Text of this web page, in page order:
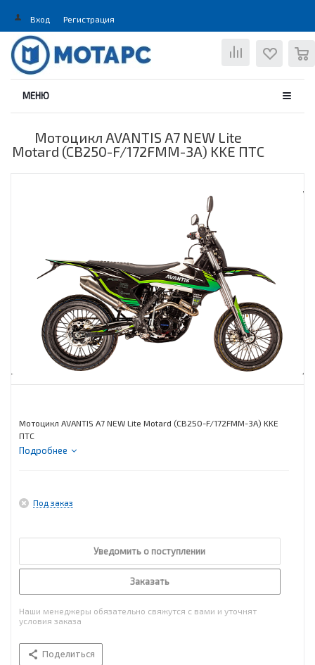
Вход Регистрация
МЕНЮ
Мотоцикл AVANTIS A7 NEW Lite
Motard (CB250-F/172FMM-3A) KKE ПТС
Мотоцикл AVANTIS A7 NEW Lite Motard (CB250-F/172FMM-3A) KKE
ПТС
Подробнее
Под заказ
Уведомить о поступлении
Заказать
Наши менеджеры обязательно свяжутся с вами и уточнят
условия заказа
Поделиться